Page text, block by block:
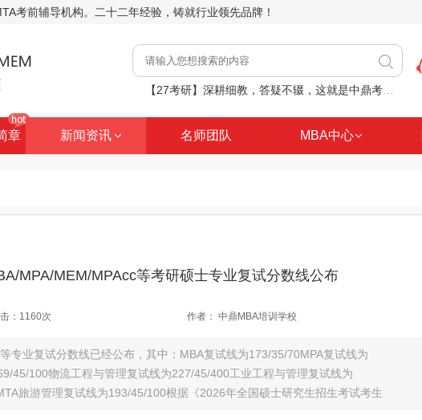
考前辅导机构。二十二年经验，铸就行业领先品牌！
【27考研】8月2日（周日）管综逻辑核心考点分析推理精讲
章 新闻资讯 名师团队 MBA中心
MPA/MEM/MPAcc等考研硕士专业复试分数线公布
： 1160次 作者： 中鼎MBA培训学校
专业复试分数线已经公布，其中：MBA复试线为173/35/70MPA复试线为
45/100物流工程与管理复试线为227/45/400工业工程与管理复试线为
旅游管理复试线为193/45/100根据《2026年全国硕士研究生招生考试考生